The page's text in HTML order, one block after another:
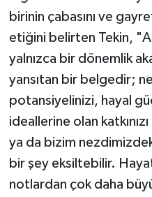
birinin çabasını ve
etiğini belirten Tekin,
yalnızca bir dönemlik
yansıtan bir belgedir;
potansiyelinizi, hayal
ideallerine olan
ya da bizim
bir şey eksiltebilir.
notlardan çok daha